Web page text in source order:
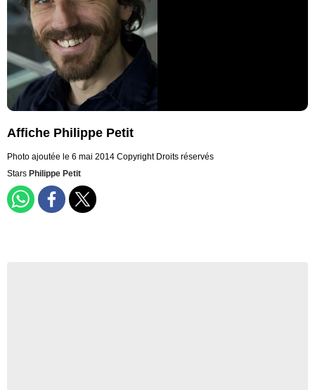
Affiche Philippe Petit
Photo ajoutée le 6 mai 2014 Copyright Droits réservés
Stars Philippe Petit